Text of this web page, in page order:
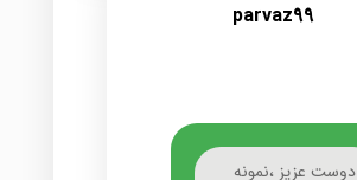
parvaz99
دوست عزیز ،نمونه